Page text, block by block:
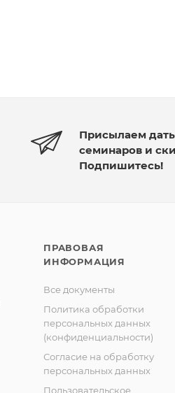
Присылаем
семинаров и
Подпишитесь!
ПРАВОВАЯ
ИНФОРМАЦИЯ
Все документы
Политика обработки
персональных данных
(конфиденциальности)
Согласие на обработку
персональных данных
Пользовательское